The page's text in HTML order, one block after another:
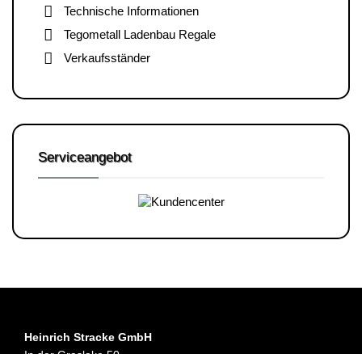
Technische Informationen
Tegometall Ladenbau Regale
Verkaufsständer
Serviceangebot
Heinrich Stracke GmbH